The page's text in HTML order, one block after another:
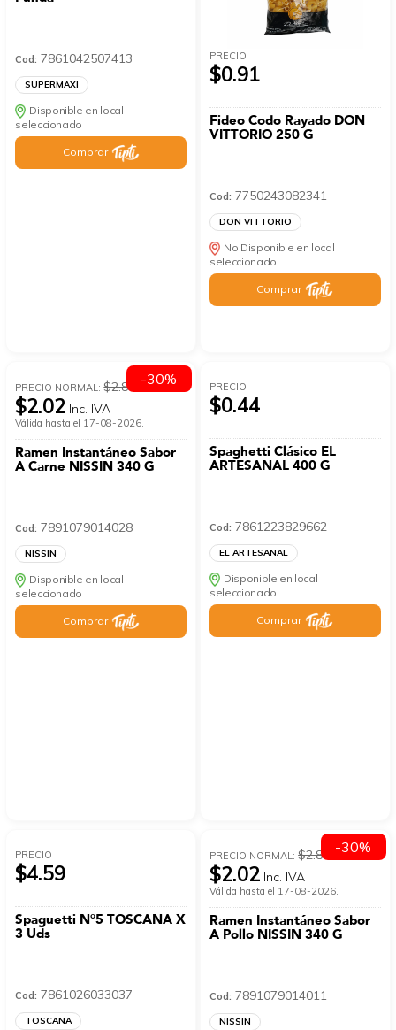
Cod: 7861042507413
SUPERMAXI
Disponible en local
seleccionado
Comprar
PRECIO
$0.91
Fideo Codo Rayado DON
VITTORIO 250 G
Cod: 7750243082341
DON VITTORIO
No Disponible en local
seleccionado
Comprar
PRECIO NORMAL:$2.89
$2.02 Inc. IVA
Válida hasta el 17-08-2026.
Ramen Instantáneo Sabor
A Carne NISSIN 340 G
Cod: 7891079014028
NISSIN
Disponible en local
seleccionado
Comprar
-30% PRECIO
$0.44
Spaghetti Clásico EL
ARTESANAL 400 G
Cod: 7861223829662
EL ARTESANAL
Disponible en local
seleccionado
Comprar
PRECIO
$4.59
Spaguetti N°5 TOSCANA X
3 Uds
Cod: 7861026033037
TOSCANA
PRECIO NORMAL:$2.89
$2.02 Inc. IVA
Válida hasta el 17-08-2026.
Ramen Instantáneo Sabor
A Pollo NISSIN 340 G
Cod: 7891079014011
NISSIN
-30%